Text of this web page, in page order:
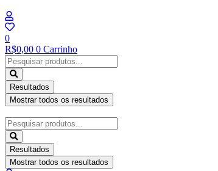
0
R$0,00 0 Carrinho
Pesquisar
...
Resultados
Mostrar todos os resultados
Pesquisar
...
Resultados
Mostrar todos os resultados